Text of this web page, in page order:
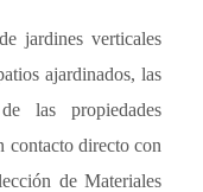
jardines verticales
ajardinados, las
las propiedades
directo con
de Materiales